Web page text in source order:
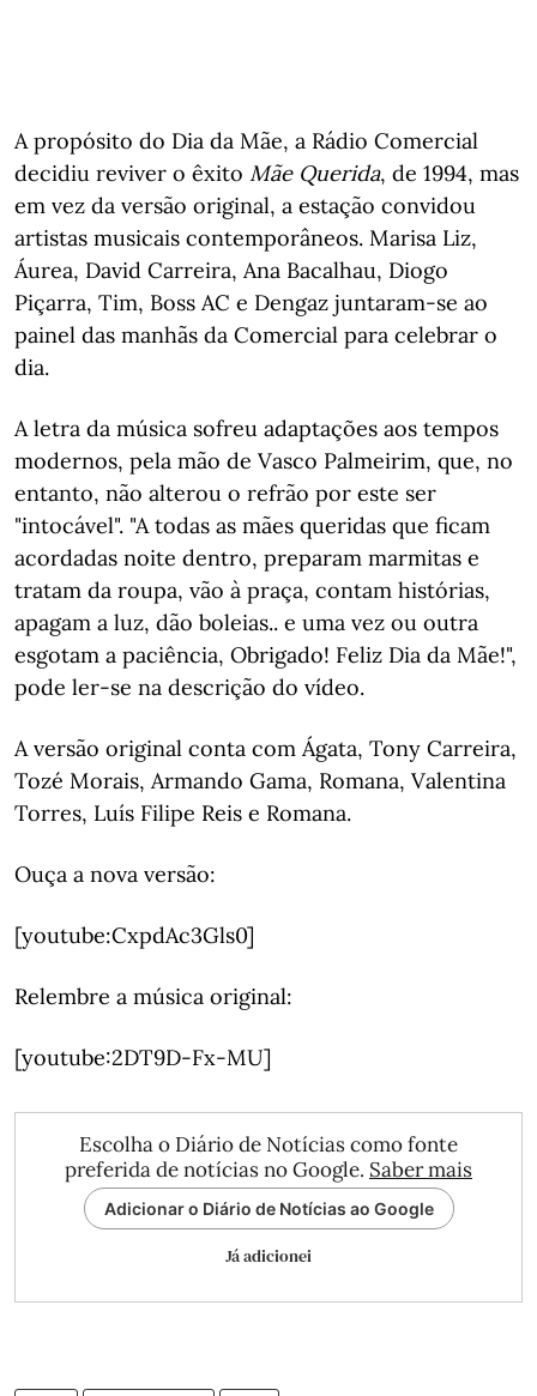
A propósito do Dia da Mãe, a Rádio Comercial
decidiu reviver o êxito Mãe Querida, de 1994, mas
em vez da versão original, a estação convidou
artistas musicais contemporâneos. Marisa Liz,
Áurea, David Carreira, Ana Bacalhau, Diogo
Piçarra, Tim, Boss AC e Dengaz juntaram-se ao
painel das manhãs da Comercial para celebrar o
dia.
A letra da música sofreu adaptações aos tempos
modernos, pela mão de Vasco Palmeirim, que, no
entanto, não alterou o refrão por este ser
"intocável". "A todas as mães queridas que ficam
acordadas noite dentro, preparam marmitas e
tratam da roupa, vão à praça, contam histórias,
apagam a luz, dão boleias.. e uma vez ou outra
esgotam a paciência, Obrigado! Feliz Dia da Mãe!",
pode ler-se na descrição do vídeo.
A versão original conta com Ágata, Tony Carreira,
Tozé Morais, Armando Gama, Romana, Valentina
Torres, Luís Filipe Reis e Romana.
Ouça a nova versão:
[youtube:CxpdAc3Gls0]
Relembre a música original:
[youtube:2DT9D-Fx-MU]
Escolha o Diário de Notícias como fonte
preferida de notícias no Google. Saber mais
Adicionar o Diário de Notícias ao Google
Já adicionei